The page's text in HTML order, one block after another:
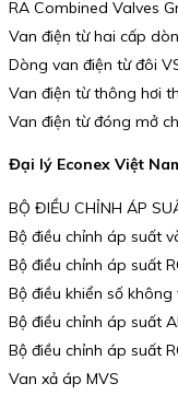
RA Combined Valves
Van điện từ hai cấp
Dòng van điện từ đôi
Van điện từ thông hơi
Van điện từ đóng mở
Đại lý Econex Việt
BỘ ĐIỀU CHỈNH ÁP
Bộ điều chỉnh áp suất
Bộ điều chỉnh áp suất
Bộ điều khiển số không
Bộ điều chỉnh áp suất
Bộ điều chỉnh áp suất
Van xả áp MVS